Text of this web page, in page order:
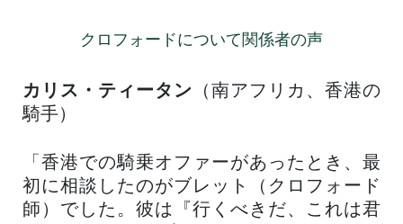
クロフォードについて関係者の声
カリス・ティータン （南アフリカ、香港の
騎手）
「香港での騎乗オファーがあったとき、最
初に相談したのがブレット（クロフォード
師）でした。彼は『行くべきだ、これは君